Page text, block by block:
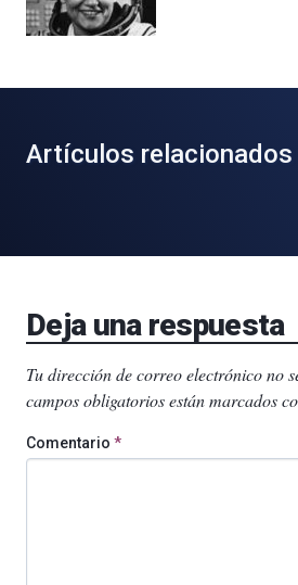
Artículos relacionados
Deja una respuesta
Tu dirección de correo electrónico no
campos obligatorios están marcados
Comentario *